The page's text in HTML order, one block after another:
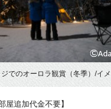
でのオーロラ観賞（冬季）/イ
屋追加代金不要】